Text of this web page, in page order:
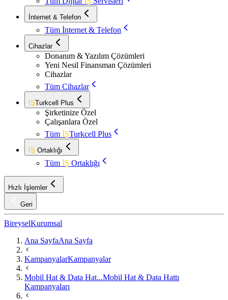
İnternet & Telefon
Tüm İnternet & Telefon
Cihazlar
Donanım & Yazılım Çözümleri
Yeni Nesil Finansman Çözümleri
Cihazlar
Tüm Cihazlar
İŞTurkcell Plus
Şirketinize Özel
Çalışanlara Özel
Tüm İŞTurkcell Plus
İŞ Ortaklığı
Tüm İŞ Ortaklığı
Hızlı İşlemler
Geri
BireyselKurumsal
Ana SayfaAna Sayfa
KampanyalarKampanyalar
Mobil Hat & Data Hat...Mobil Hat & Data Hattı
Kampanyaları